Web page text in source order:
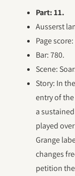
Part: 11.
Ausserst
Page score:
Bar: 780.
Scene:
Story: In
entry of
a
played
Grange
changes
petition